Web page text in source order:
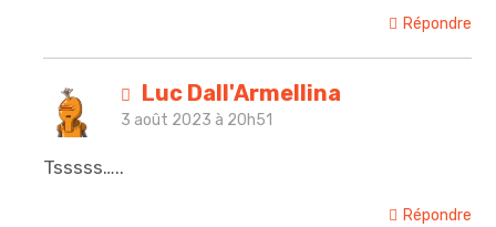
Répondre
Luc Dall'Armellina
3 août 2023 à 20h51
Tsssss…..
Répondre